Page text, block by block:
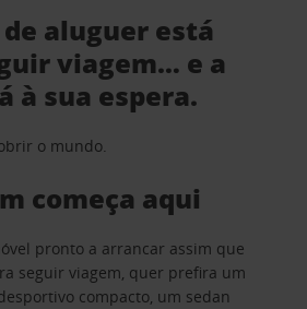
aluguer está
viagem… e a
à sua espera.
o mundo.
começa aqui
pronto a arrancar assim que
seguir viagem, quer prefira um
compacto, um sedan